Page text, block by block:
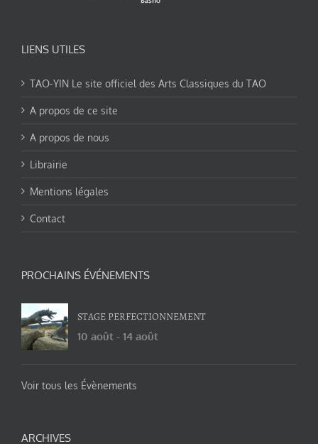
LIENS UTILES
TAO-YIN Le site officiel des Arts Classiques du TAO
A propos de ce site
A propos de nous
Librairie
Mentions légales
Contact
PROCHAINS ÉVÉNEMENTS
STAGE PERFECTIONNEMENT
10 août - 14 août
Voir tous les Évènements
ARCHIVES